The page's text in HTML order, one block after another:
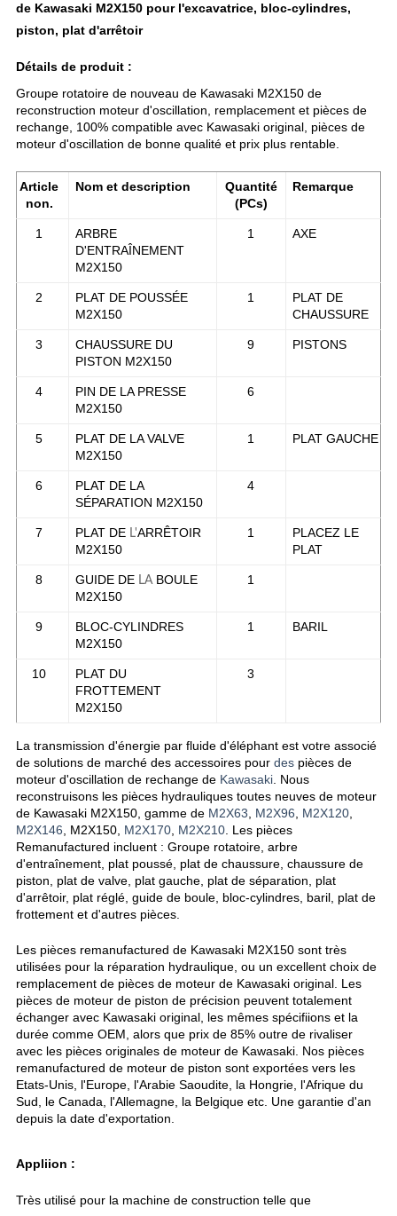
de Kawasaki M2X150 pour l'excavatrice, bloc-cylindres,
piston, plat d'arrêtoir
Détails de produit :
Groupe rotatoire de nouveau de Kawasaki M2X150 de
reconstruction moteur d'oscillation, remplacement et pièces de
rechange, 100% compatible avec Kawasaki original, pièces de
moteur d'oscillation de bonne qualité et prix plus rentable.
Article
non.
Nom et description
Quantité
(PCs)
Remarque
1
ARBRE
D'ENTRAÎNEMENT
M2X150
1 AXE
2
PLAT DE POUSSÉE
M2X150
1
PLAT DE
CHAUSSURE
3
CHAUSSURE DU
PISTON M2X150
9 PISTONS
4
PIN DE LA PRESSE
M2X150
6
5
PLAT DE LA VALVE
M2X150
1 PLAT GAUCHE
6
PLAT DE LA
SÉPARATION M2X150
4
7 PLAT DE L'ARRÊTOIR
M2X150
1
PLACEZ LE
PLAT
8 GUIDE DE LA BOULE
M2X150
1
9
BLOC-CYLINDRES
M2X150
1 BARIL
10
PLAT DU
FROTTEMENT
M2X150
3
La transmission d'énergie par fluide d'éléphant est votre associé
de solutions de marché des accessoires pour despièces de
moteur d'oscillation de rechange de Kawasaki. Nous
reconstruisons les pièces hydrauliques toutes neuves de moteur
de Kawasaki M2X150, gamme de M2X63, M2X96, M2X120,
M2X146, M2X150, M2X170, M2X210. Les pièces
Remanufactured incluent : Groupe rotatoire, arbre
d'entraînement, plat poussé, plat de chaussure, chaussure de
piston, plat de valve, plat gauche, plat de séparation, plat
d'arrêtoir, plat réglé, guide de boule, bloc-cylindres, baril, plat de
frottement et d'autres pièces.
Les pièces remanufactured deKawasaki M2X150sont très
utilisées pour la réparation hydraulique, ou un excellent choix de
remplacement de pièces de moteur de Kawasaki original. Les
pièces de moteur de piston de précision peuvent totalement
échanger avec Kawasaki original, les mêmes spécifiions et la
durée comme OEM, alors que prix de 85% outre de rivaliser
avec les pièces originales de moteur de Kawasaki. Nos pièces
remanufactured de moteur de piston sont exportées vers les
Etats-Unis, l'Europe, l'Arabie Saoudite, la Hongrie, l'Afrique du
Sud, le Canada, l'Allemagne, la Belgique etc. Une garantie d'an
depuis la date d'exportation.
Appliion :
Très utilisé pour la machine de construction telle que